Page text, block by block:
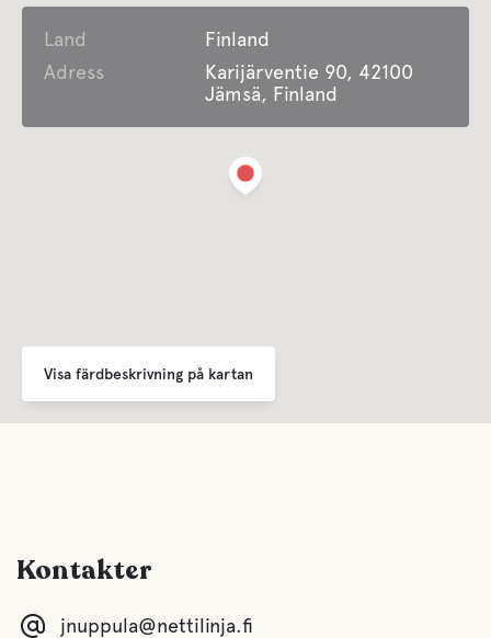
Land
Finland
Adress
Karijärventie 90, 42100
Jämsä, Finland
Visa färdbeskrivning på kartan
Kontakter
jnuppula@nettilinja.fi